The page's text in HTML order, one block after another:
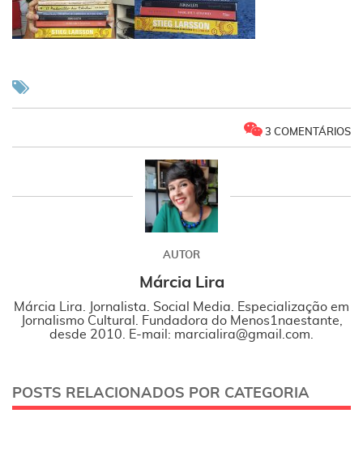
3 COMENTÁRIOS
AUTOR
Márcia Lira
Márcia Lira. Jornalista. Social Media. Especialização em
Jornalismo Cultural. Fundadora do Menos1naestante,
desde 2010. E-mail: marcialira@gmail.com.
POSTS RELACIONADOS POR CATEGORIA